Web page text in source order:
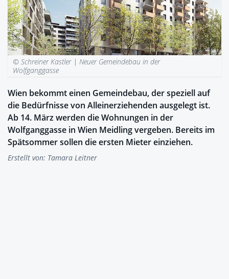
© Schreiner Kastler | Neuer Gemeindebau in der
Wolfganggasse
Wien bekommt einen Gemeindebau, der speziell auf
die Bedürfnisse von Alleinerziehenden ausgelegt ist.
Ab 14. März werden die Wohnungen in der
Wolfganggasse in Wien Meidling vergeben. Bereits im
Spätsommer sollen die ersten Mieter einziehen.
Erstellt von: Tamara Leitner